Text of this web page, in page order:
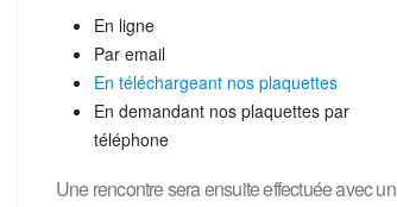
En ligne
Par email
En téléchargeant nos plaquettes
En demandant nos plaquettes par
téléphone
Une rencontre sera ensuite effectuée avec un